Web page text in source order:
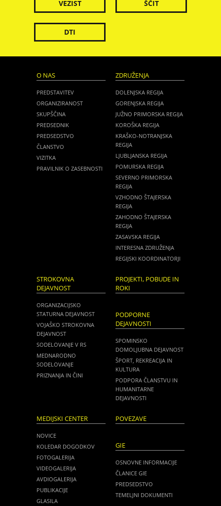
VEZIST ŠČIT
DTI
O NAS
PREDSTAVITEV
ORGANIZIRANOST
SKUPŠČINA
PREDSEDNIK
PREDSEDSTVO
ČLANSTVO
VIZITKA
PRAVILNIK O ZASEBNOSTI
ZDRUŽENJA
DOLENJSKA REGIJA
GORENJSKA REGIJA
JUŽNO PRIMORSKA REGIJA
KOROŠKA REGIJA
KRAŠKO-NOTRANJSKA
REGIJA
LJUBLJANSKA REGIJA
POMURSKA REGIJA
SEVERNO PRIMORSKA
REGIJA
VZHODNO ŠTAJERSKA
REGIJA
ZAHODNO ŠTAJERSKA
REGIJA
ZASAVSKA REGIJA
INTERESNA ZDRUŽENJA
REGIJSKI KOORDINATORJI
STROKOVNA
DEJAVNOST
ORGANIZACIJSKO
STATURNA DEJAVNOST
VOJAŠKO STROKOVNA
DEJAVNOST
SODELOVANJE V RS
MEDNARODNO
SODELOVANJE
PRIZNANJA IN ČINI
PROJEKTI, POBUDE IN
ROKI
PODPORNE
DEJAVNOSTI
SPOMINSKO
DOMOLJUBNA DEJAVNOST
ŠPORT, REKREACIJA IN
KULTURA
PODPORA ČLANSTVU IN
HUMANITARNE
DEJAVNOSTI
MEDIJSKI CENTER
NOVICE
KOLEDAR DOGODKOV
FOTOGALERIJA
VIDEOGALERIJA
AVDIOGALERIJA
PUBLIKACIJE
GLASILA
POVEZAVE
GIE
OSNOVNE INFORMACIJE
ČLANICE GIE
PREDSEDSTVO
TEMELJNI DOKUMENTI